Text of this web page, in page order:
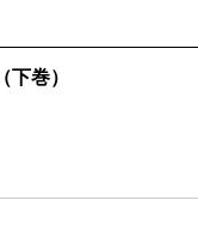
ングルを中心
豊かに物語が展
ならない。
の超おすすめの
ぷりとあること
の収穫の一冊
立って勝負をし
した。
ラの深みにどっ
に自分のすべて
究極の勝負に勝
置いたときに生
巻）